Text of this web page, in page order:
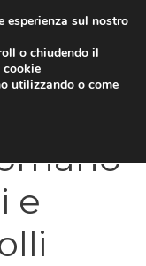
e
sul nostro
o chiudendo il
cookie
utilizzando o come